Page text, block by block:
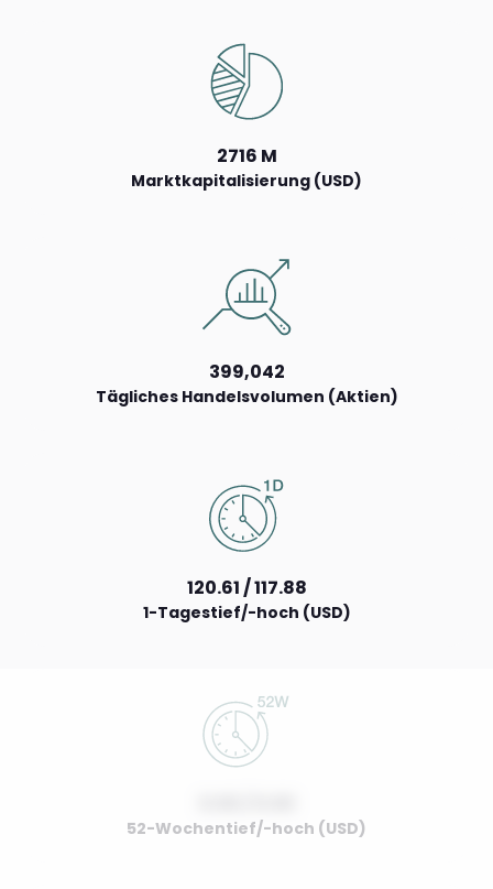
2716 M
Marktkapitalisierung (USD)
399,042
Tägliches Handelsvolumen (Aktien)
120.61 / 117.88
1-Tagestief/-hoch (USD)
52-Wochentief/-hoch (USD)